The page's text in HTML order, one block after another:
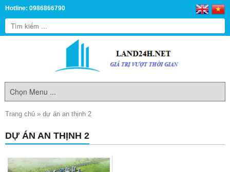
Hotline: 0986866790
Trang chủ » dự án an thịnh 2
DỰ ÁN AN THỊNH 2